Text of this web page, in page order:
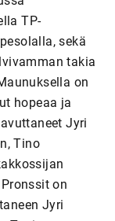
TP-
sekä
takia
on
hopeaa ja
Jyri
Tino
on
Jyri